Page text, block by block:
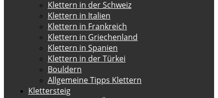
Klettern in der Schweiz
Klettern in Italien
Klettern in Frankreich
Klettern in Griechenland
Klettern in Spanien
Klettern in der Türkei
Bouldern
Allgemeine Tipps Klettern
Klettersteig